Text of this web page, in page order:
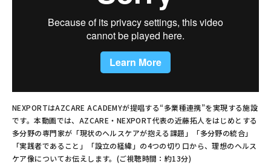
NEXPORTはAZCARE ACADEMYが提唱する“多業種連携”を実現する施設
です。本動画では、AZCARE・NEXPORT代表の近藤拓人をはじめとする
多分野の専門家が「現状のヘルスケアが抱える課題」「多分野の統合」
「実践者であること」「設立の経緯」の4つの切り口から、理想のヘルス
ケア像についてお伝えします。(ご視聴時間：約13分)